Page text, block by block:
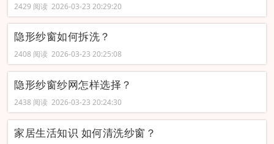
2429 阅读 2026-03-23 20:29:20
隐形纱窗如何拆洗？
2408 阅读 2026-03-23 20:25:08
隐形纱窗纱网怎样选择？
2438 阅读 2026-03-23 20:24:30
家居生活知识 如何清洗纱窗？